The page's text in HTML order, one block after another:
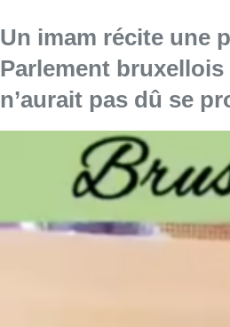
Un imam récite une
Parlement
n’aurait pas dû se